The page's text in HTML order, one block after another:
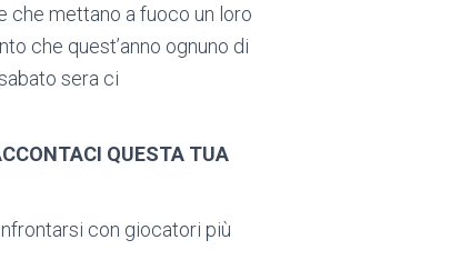
che mettano a fuoco un loro
che quest’anno ognuno di
sera ci
QUESTA TUA
con giocatori più